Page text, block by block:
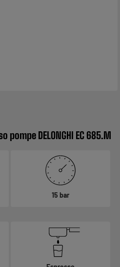
pompe DELONGHI EC 685.M
15 bar